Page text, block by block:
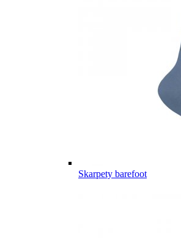
Skarpety barefoot